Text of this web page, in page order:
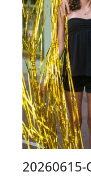
20260615-